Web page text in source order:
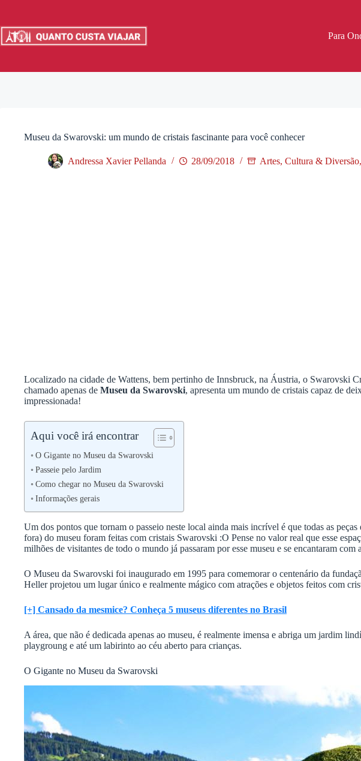
o
conteúdo
Para
Museu da Swarovski: um mundo de cristais fascinante para você conhecer
Andressa Xavier Pellanda 28/09/2018 Artes, Cultura & Diversão,
Localizado na cidade de Wattens, bem pertinho de Innsbruck, na Áustria, o Swarovski
chamado apenas de Museu da Swarovski, apresenta um mundo de cristais capaz de
impressionada!
Aqui você irá encontrar
O Gigante no Museu da Swarovski
Passeie pelo Jardim
Como chegar no Museu da Swarovski
Informações gerais
Um dos pontos que tornam o passeio neste local ainda mais incrível é que todas as peças
fora) do museu foram feitas com cristais Swarovski :O Pense no valor real que esse
milhões de visitantes de todo o mundo já passaram por esse museu e se encantaram com
O Museu da Swarovski foi inaugurado em 1995 para comemorar o centenário da
Heller projetou um lugar único e realmente mágico com atrações e objetos feitos com
[+] Cansado da mesmice? Conheça 5 museus diferentes no Brasil
A área, que não é dedicada apenas ao museu, é realmente imensa e abriga um jardim
playgroung e até um labirinto ao céu aberto para crianças.
O Gigante no Museu da Swarovski